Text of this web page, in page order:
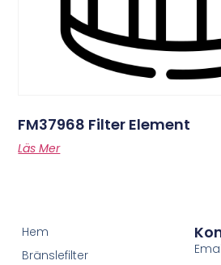
FM37968 Filter Element
Läs Mer
Hem
Bränslefilter